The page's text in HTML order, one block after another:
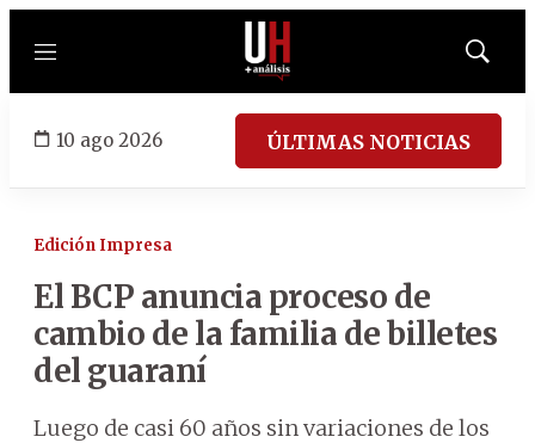
Menú
Mostrar
10 ago 2026 ÚLTIMAS NOTICIAS
Edición Impresa
El BCP anuncia proceso de
cambio de la familia de billetes
del guaraní
Luego de casi 60 años sin variaciones de los